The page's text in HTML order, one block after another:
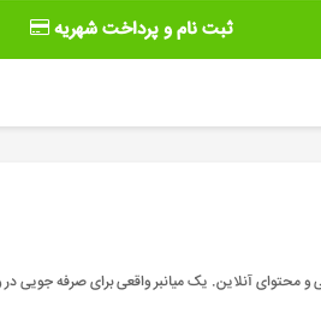
ثبت نام و پرداخت شهریه
محتوای آنلاین. یک میانبر واقعی برای صرفه جویی در